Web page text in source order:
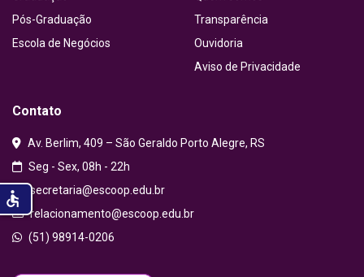
Pós-Graduação
Escola de Negócios
Transparência
Ouvidoria
Aviso de Privacidade
Contato
Av. Berlim, 409 – São Geraldo Porto Alegre, RS
Seg - Sex, 08h - 22h
secretaria@escoop.edu.br
relacionamento@escoop.edu.br
(51) 98914-0206
accessible